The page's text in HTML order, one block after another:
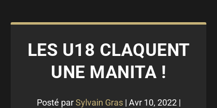
LES U18 CLAQUENT
UNE MANITA !
Posté parSylvain Gras| Avr 10, 2022|